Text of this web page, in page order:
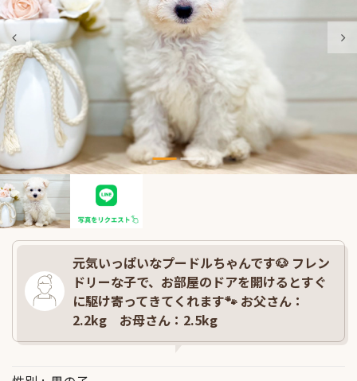
元気いっぱいなプードルちゃんです🐶 フレン
ドリーな子で、お部屋のドアを開けるとすぐ
に駆け寄ってきてくれます🐾 お父さん：
2.2kg お母さん：2.5kg